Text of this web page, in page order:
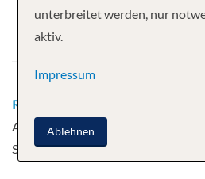
Abfahrt
Route
Auf hoher See - Cozumel - Auf hoher
See - Port Canaveral
unterbreitet werden, nur
aktiv.
Impressum
Ablehnen